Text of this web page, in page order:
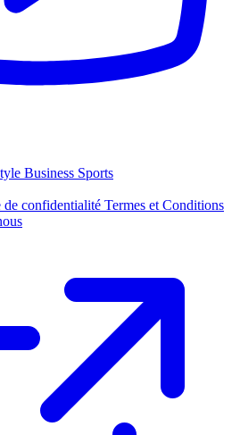
Business Sports
de confidentialité Termes et Conditions